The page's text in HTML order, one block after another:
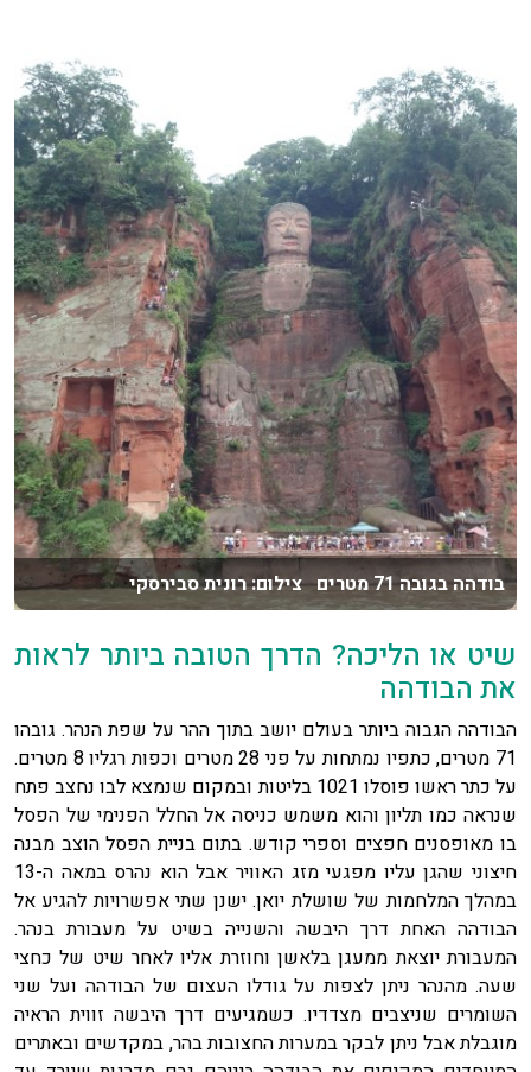
בודהה בגובה 71 מטרים צילום: רונית סבירסקי
שיט או הליכה? הדרך הטובה ביותר לראות
את הבודהה
הבודהה הגבוה ביותר בעולם יושב בתוך ההר על שפת הנהר. גובהו
71 מטרים, כתפיו נמתחות על פני 28 מטרים וכפות רגליו 8 מטרים.
על כתר ראשו פוסלו 1021 בליטות ובמקום שנמצא לבו נחצב פתח
שנראה כמו תליון והוא משמש כניסה אל החלל הפנימי של הפסל
בו מאופסנים חפצים וספרי קודש. בתום בניית הפסל הוצב מבנה
חיצוני שהגן עליו מפגעי מזג האוויר אבל הוא נהרס במאה ה-13
במהלך המלחמות של שושלת יואן. ישנן שתי אפשרויות להגיע אל
הבודהה האחת דרך היבשה והשנייה בשיט על מעבורת בנהר.
המעבורת יוצאת ממעגן בלאשן וחוזרת אליו לאחר שיט של כחצי
שעה. מהנהר ניתן לצפות על גודלו העצום של הבודהה ועל שני
השומרים שניצבים מצדדיו. כשמגיעים דרך היבשה זווית הראיה
מוגבלת אבל ניתן לבקר במערות החצובות בהר, במקדשים ובאתרים